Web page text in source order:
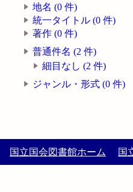
地名 (0 件)
統一タイトル (0 件)
著作 (0 件)
普通件名 (2 件)
細目なし (2 件)
ジャンル・形式 (0 件)
国立国会図書館ホーム 国